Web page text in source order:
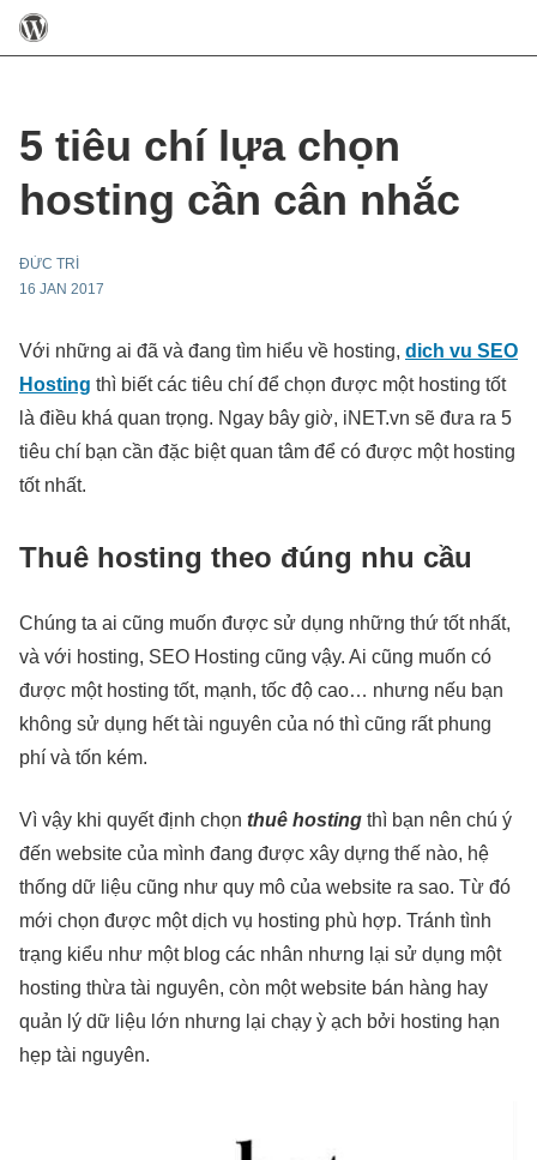
5 tiêu chí lựa chọn
hosting cần cân nhắc
ĐỨC TRÍ
16 JAN 2017
Với những ai đã và đang tìm hiểu về hosting, dich vu SEO
Hosting thì biết các tiêu chí để chọn được một hosting tốt
là điều khá quan trọng. Ngay bây giờ, iNET.vn sẽ đưa ra 5
tiêu chí bạn cần đặc biệt quan tâm để có được một hosting
tốt nhất.
Thuê hosting theo đúng nhu cầu
Chúng ta ai cũng muốn được sử dụng những thứ tốt nhất,
và với hosting, SEO Hosting cũng vậy. Ai cũng muốn có
được một hosting tốt, mạnh, tốc độ cao… nhưng nếu bạn
không sử dụng hết tài nguyên của nó thì cũng rất phung
phí và tốn kém.
Vì vậy khi quyết định chọn thuê hosting thì bạn nên chú ý
đến website của mình đang được xây dựng thế nào, hệ
thống dữ liệu cũng như quy mô của website ra sao. Từ đó
mới chọn được một dịch vụ hosting phù hợp. Tránh tình
trạng kiểu như một blog các nhân nhưng lại sử dụng một
hosting thừa tài nguyên, còn một website bán hàng hay
quản lý dữ liệu lớn nhưng lại chạy ỳ ạch bởi hosting hạn
hẹp tài nguyên.